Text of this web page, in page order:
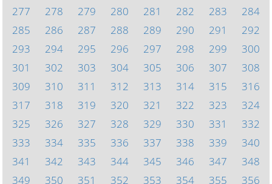
277
278 279 280 281 282 283
284
285
286 287 288 289 290 291
292
293
294 295 296 297 298 299
300
301
302 303 304 305 306 307
308
309
310 311 312 313 314 315
316
317
318 319 320 321 322 323
324
325
326 327 328 329 330 331
332
333
334 335 336 337 338 339
340
341
342 343 344 345 346 347
348
349
350 351 352 353 354 355 356